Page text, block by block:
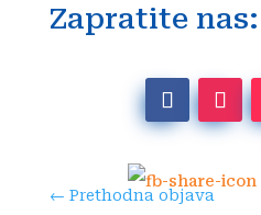
Zapratite nas:
← Prethodna objava